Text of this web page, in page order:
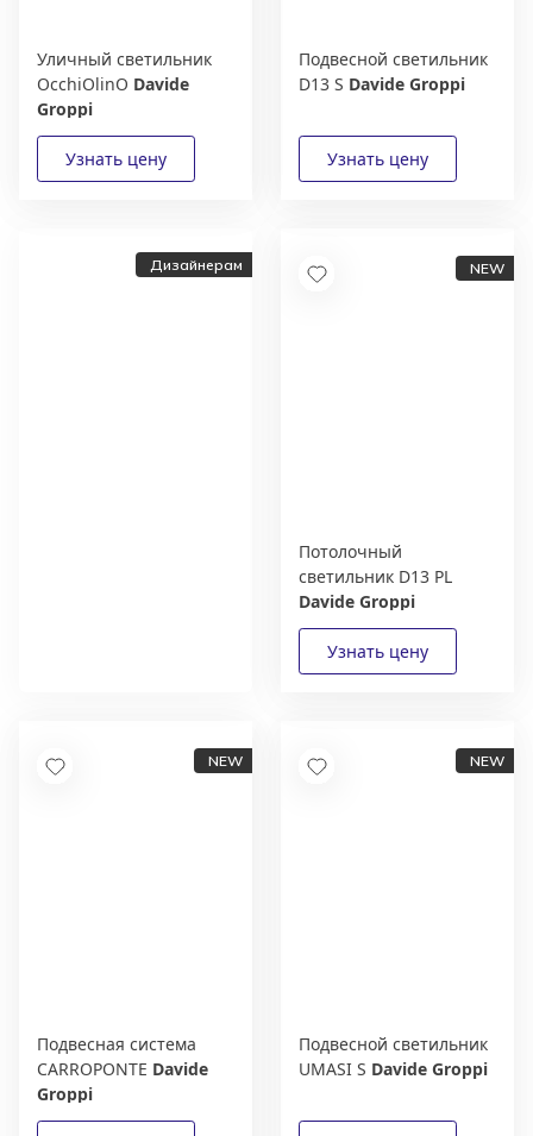
Уличный светильник
OcchiOlinO Davide
Groppi
Подвесной светильник
D13 S Davide Groppi
Дизайнерам
Потолочный
светильник D13 PL
Davide Groppi
Подвесная система
CARROPONTE Davide
Groppi
Подвесной светильник
UMASI S Davide Groppi